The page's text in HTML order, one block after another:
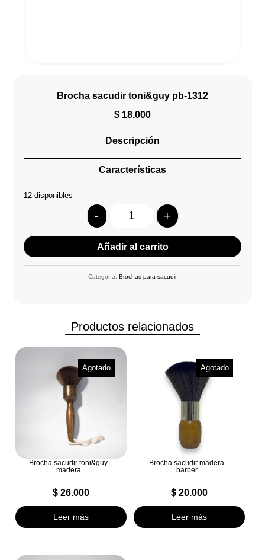
Brocha sacudir toni&guy pb-1312
$ 18.000
Descripción
Características
12 disponibles
Quantity
- +
Añadir al carrito
Categoría: Brochas para sacudir
Productos relacionados
Agotado
Brocha sacudir toni&guy
madera
$26.000
Leer más
Agotado
Brocha sacudir madera
barber
$20.000
Leer más